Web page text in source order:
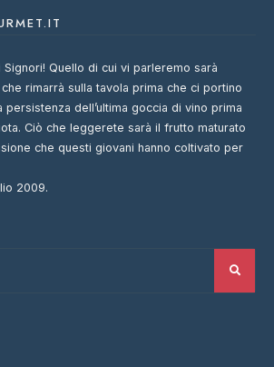
Signori! Quello di cui vi parleremo sarà
rimarrà sulla tavola prima che ci portino
persistenza dell’ultima goccia di vino prima
Ciò che leggerete sarà il frutto maturato
che questi giovani hanno coltivato per
2009.